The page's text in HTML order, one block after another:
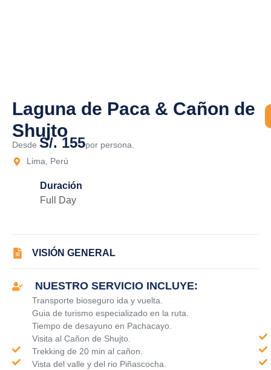
Laguna de Paca & Cañon de
Shujto
Desde S/. 155por persona.
Lima, Perú
Duración
Full Day
VISIÓN GENERAL
NUESTRO SERVICIO INCLUYE:
Transporte bioseguro ida y vuelta.
Guia de turismo especializado en la ruta.
Tiempo de desayuno en Pachacayo.
Visita al Cañon de Shujto.
Trekking de 20 min al cañon.
Vista del valle y del rio Piñascocha.